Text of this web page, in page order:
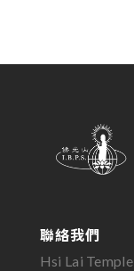
聯絡我們
Hsi Lai Temple